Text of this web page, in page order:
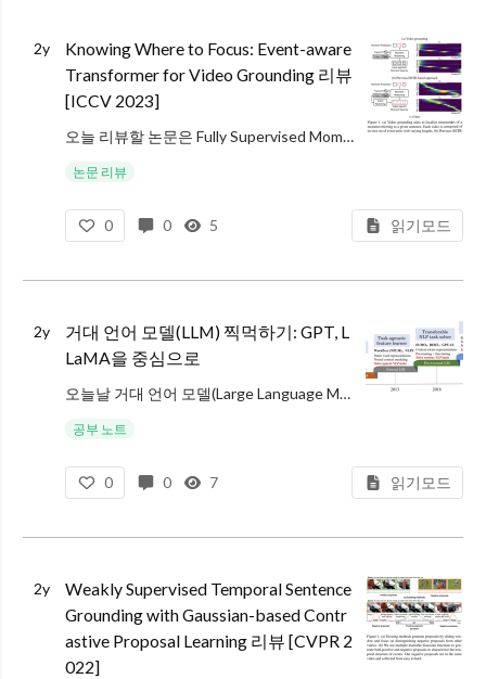
2y
Knowing Where to Focus: Event-aware
Transformer for Video Grounding 리뷰
[ICCV 2023]
오늘 리뷰할 논문은 Fully Supervised Moment Retrieval 논문입니다. 이미 몇 차례 소개드린 적이 있지만, moment retrieval은 논문이나 데이터셋에 따라 Temporal Senctence Grou
논문 리뷰
0 0 5 읽기모드
2y
거대 언어 모델(LLM) 찍먹하기: GPT, L
LaMA을 중심으로
오늘날 거대 언어 모델(Large Language Models; LLM)은 기술의 최첨단부터 일반 사용자까지 사회 전반에 영향을 주고 있습니다. ChatGPT의 사용자수는 이제 1억 8천만 명에 달하며, CVPR 2024에 공개된
공부 노트
0 0 7 읽기모드
2y
Weakly Supervised Temporal Sentence
Grounding with Gaussian-based Contr
astive Proposal Learning 리뷰 [CVPR 2
022]